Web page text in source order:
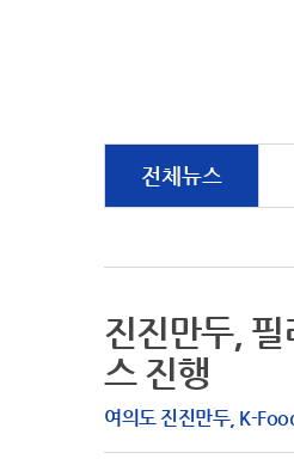
전체뉴스
진진만두,
스 진행
여의도 진진만두, K-